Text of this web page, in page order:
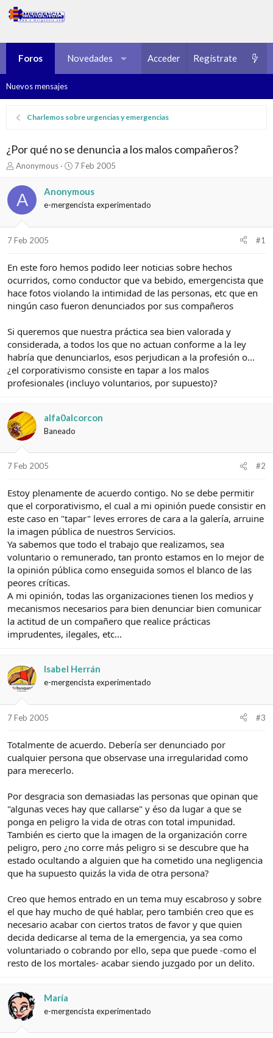
Foros Novedades Multimedia Recursos
Acceder Regístrate
Nuevos mensajes
Charlemos sobre urgencias y emergencias
¿Por qué no se denuncia a los malos compañeros?
I
i
c
i
o
d
l
t
e
a
Anonymous
F
h
a
i
i
o
7 Feb 2005
A Anonymous
e-mergencista experimentado
7 Feb 2005 #1
En este foro hemos podido leer noticias sobre hechos
ocurridos, como conductor que va bebido, emergencista que
hace fotos violando la intimidad de las personas, etc que en
ningún caso fueron denunciados por sus compañeros
Si queremos que nuestra práctica sea bien valorada y
considerada, a todos los que no actuan conforme a la ley
habría que denunciarlos, esos perjudican a la profesión o...
¿el corporativismo consiste en tapar a los malos
profesionales (incluyo voluntarios, por supuesto)?
alfa0alcorcon
Baneado
7 Feb 2005 #2
Estoy plenamente de acuerdo contigo. No se debe permitir
que el corporativismo, el cual a mi opinión puede consistir en
este caso en "tapar" leves errores de cara a la galería, arruine
la imagen pública de nuestros Servicios.
Ya sabemos que todo el trabajo que realizamos, sea
voluntario o remunerado, tan pronto estamos en lo mejor de
la opinión pública como enseguida somos el blanco de las
peores críticas.
A mi opinión, todas las organizaciones tienen los medios y
mecanismos necesarios para bien denunciar bien comunicar
la actitud de un compañero que realice prácticas
imprudentes, ilegales, etc...
Isabel Herrán
e-mergencista experimentado
7 Feb 2005 #3
Totalmente de acuerdo. Debería ser denunciado por
cualquier persona que observase una irregularidad como
para merecerlo.
Por desgracia son demasiadas las personas que opinan que
"algunas veces hay que callarse" y éso da lugar a que se
ponga en peligro la vida de otras con total impunidad.
También es cierto que la imagen de la organización corre
peligro, pero ¿no corre más peligro si se descubre que ha
estado ocultando a alguien que ha cometido una negligencia
que ha supuesto quizás la vida de otra persona?
Creo que hemos entrado en un tema muy escabroso y sobre
el que hay mucho de qué hablar, pero también creo que es
necesario acabar con ciertos tratos de favor y que quien
decida dedicarse al tema de la emergencia, ya sea como
voluntariado o cobrando por ello, sepa que puede -como el
resto de los mortales- acabar siendo juzgado por un delito.
María
e-mergencista experimentado